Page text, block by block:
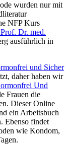
wurden nur mit
NFP Kurs
Dr. med.
ausführlich in
daher haben wir
Und
Frauen die
Dieser Online
ein Arbeitsbuch
Ebenso findet
wie Kondom,